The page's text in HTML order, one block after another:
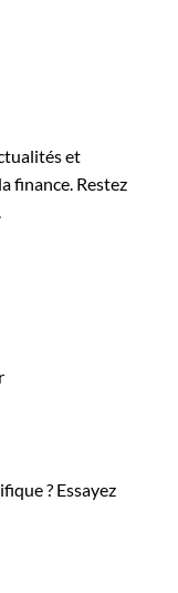
et
finance. Restez
? Essayez